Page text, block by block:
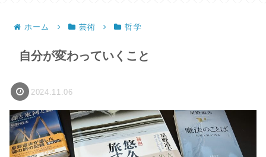
ホーム 芸術 哲学
自分が変わっていくこと
2024.11.06